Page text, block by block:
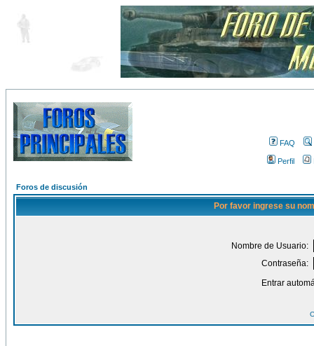
FAQ
Perfil
Foros de discusión
Por favor ingrese su
Nombre de Usuario:
Contraseña:
Entrar